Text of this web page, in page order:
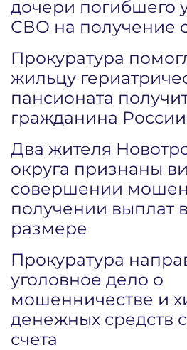
дочери погибшего
СВО на получение
Прокуратура
жильцу
пансионата
гражданина России
Два жителя
округа признаны
совершении
получении выплат
размере
Прокуратура
уголовное дело о
мошенничестве и
денежных средств
счета